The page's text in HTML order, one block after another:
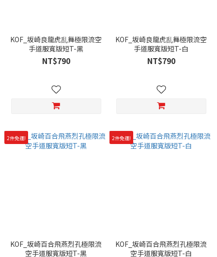
KOF_坂崎良龍虎乱舞極限流空
手道服寬版短T-黑
NT$790
KOF_坂崎良龍虎乱舞極限流空
手道服寬版短T-白
NT$790
2件免運!
KOF_坂崎百合飛燕烈孔極限流
空手道服寬版短T-黑
2件免運!
KOF_坂崎百合飛燕烈孔極限流
空手道服寬版短T-白